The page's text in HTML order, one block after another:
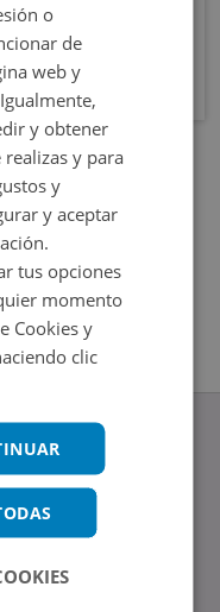
o
de
web y
y obtener
y para
y
y aceptar
tus opciones
momento
Cookies y
clic